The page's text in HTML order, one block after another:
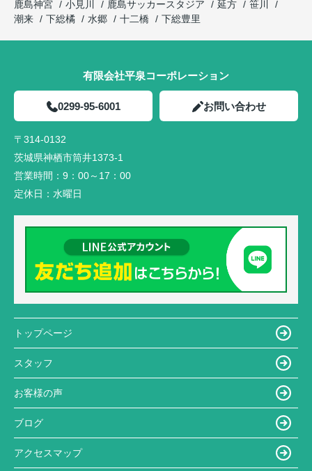
鹿島神宮
小見川 鹿島サッカースタジア 延方
笹川
潮来
下総橘 水郷 十二橋 下総豊里
有限会社平泉コーポレーション
0299-95-6001 お問い合わせ
〒314-0132
茨城県神栖市筒井1373-1
営業時間： 9：00～17：00
定休日： 水曜日
トップページ
スタッフ
お客様の声
ブログ
アクセスマップ